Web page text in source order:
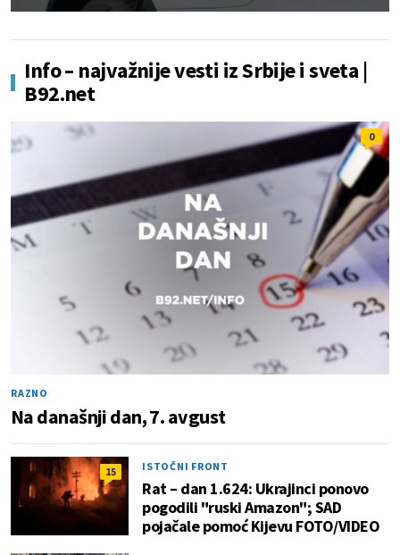
Info – najvažnije vesti iz Srbije i sveta |
B92.net
0
RAZNO
Na današnji dan, 7. avgust
15 ISTOČNI FRONT
Rat – dan 1.624: Ukrajinci ponovo
pogodili "ruski Amazon"; SAD
pojačale pomoć Kijevu FOTO/VIDEO